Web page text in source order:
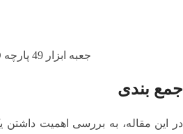
جعبه ابزار 49 پارچه SMATO
جمع بندی
در این مقاله، به بررسی اهمیت